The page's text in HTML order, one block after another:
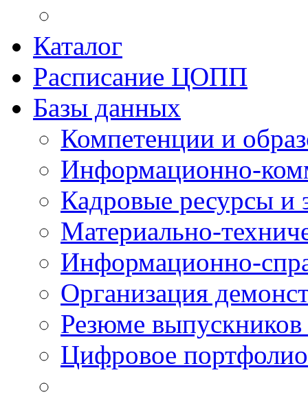
Каталог
Расписание ЦОПП
Базы данных
Компетенции и
Информационно-
Кадровые ресурсы и
Материально-
Информационно-
Организация
Резюме
Цифровое